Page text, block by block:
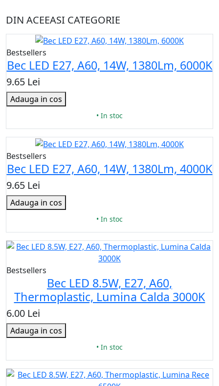
DIN ACEEASI CATEGORIE
Bestsellers
Bec LED E27, A60, 14W, 1380Lm, 6000K
9.65 Lei
Adauga in cos
• In stoc
Bestsellers
Bec LED E27, A60, 14W, 1380Lm, 4000K
9.65 Lei
Adauga in cos
• In stoc
Bestsellers
Bec LED 8.5W, E27, A60,
Thermoplastic, Lumina Calda 3000K
6.00 Lei
Adauga in cos
• In stoc